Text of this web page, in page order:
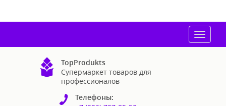
Toggle
TopProdukts
Супермаркет товаров для
профессионалов
Телефоны: